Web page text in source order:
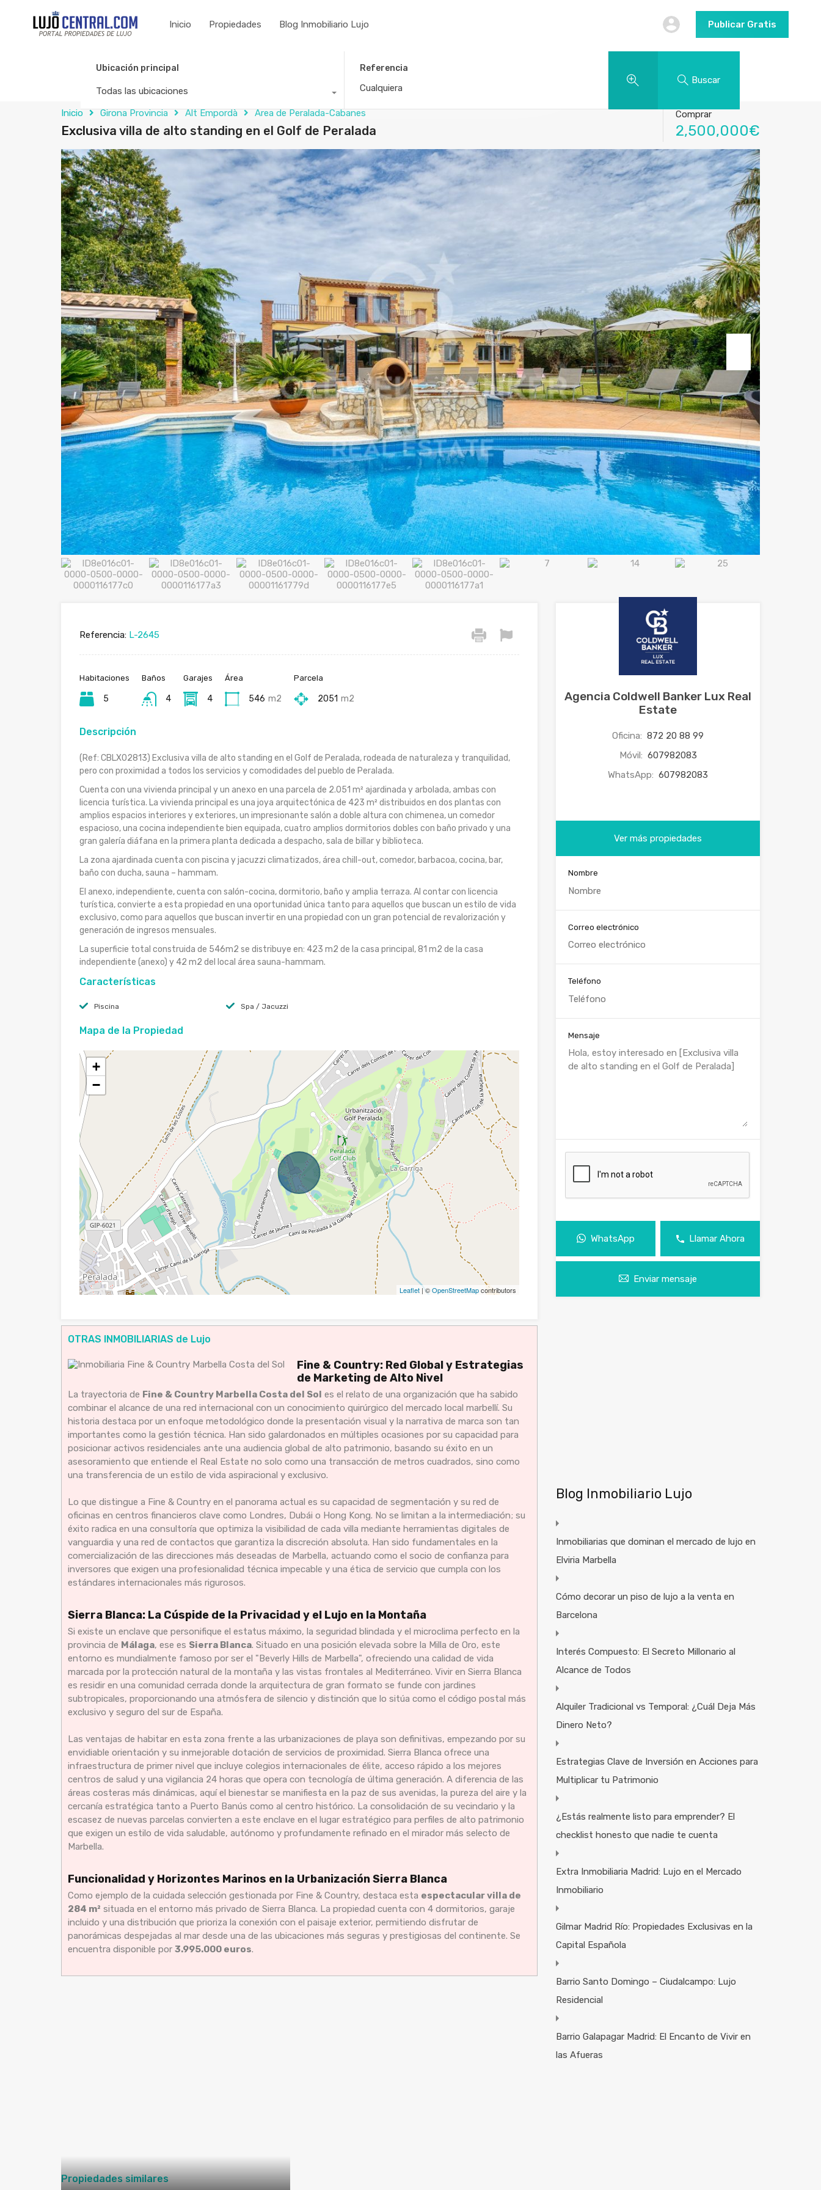
Inicio Propiedades Blog Inmobiliario Lujo Publicar Gratis
Ubicación principal
Todas las ubicaciones
Referencia
Buscar
Inicio Girona Provincia Alt Empordà Área de Peralada-Cabanes
Exclusiva villa de alto standing en el Golf de Peralada
Comprar
2,500,000€
Referencia: L-2645
Habitaciones
5
Baños
4
Garajes
4
Área
546 m2
Parcela
2051 m2
Descripción
(Ref: CBLX02813) Exclusiva villa de alto standing en el Golf de Peralada, rodeada de naturaleza y tranquilidad,
pero con proximidad a todos los servicios y comodidades del pueblo de Peralada.
Cuenta con una vivienda principal y un anexo en una parcela de 2.051 m² ajardinada y arbolada, ambas con
licencia turística. La vivienda principal es una joya arquitectónica de 423 m² distribuidos en dos plantas con
amplios espacios interiores y exteriores, un impresionante salón a doble altura con chimenea, un comedor
espacioso, una cocina independiente bien equipada, cuatro amplios dormitorios dobles con baño privado y una
gran galería diáfana en la primera planta dedicada a despacho, sala de billar y biblioteca.
La zona ajardinada cuenta con piscina y jacuzzi climatizados, área chill-out, comedor, barbacoa, cocina, bar,
baño con ducha, sauna – hammam.
El anexo, independiente, cuenta con salón-cocina, dormitorio, baño y amplia terraza. Al contar con licencia
turística, convierte a esta propiedad en una oportunidad única tanto para aquellos que buscan un estilo de vida
exclusivo, como para aquellos que buscan invertir en una propiedad con un gran potencial de revalorización y
generación de ingresos mensuales.
La superficie total construida de 546m2 se distribuye en: 423 m2 de la casa principal, 81 m2 de la casa
independiente (anexo) y 42 m2 del local área sauna-hammam.
Características
Piscina Spa / Jacuzzi
Mapa de la Propiedad
+
−
Leaflet | ©OpenStreetMapcontributors
OTRAS INMOBILIARIAS de Lujo
Fine & Country: Red Global y Estrategias
de Marketing de Alto Nivel
La trayectoria de Fine & Country Marbella Costa del Sol es el relato de una organización que ha sabido
combinar el alcance de una red internacional con un conocimiento quirúrgico del mercado local marbellí. Su
historia destaca por un enfoque metodológico donde la presentación visual y la narrativa de marca son tan
importantes como la gestión técnica. Han sido galardonados en múltiples ocasiones por su capacidad para
posicionar activos residenciales ante una audiencia global de alto patrimonio, basando su éxito en un
asesoramiento que entiende el Real Estate no solo como una transacción de metros cuadrados, sino como
una transferencia de un estilo de vida aspiracional y exclusivo.
Lo que distingue a Fine & Country en el panorama actual es su capacidad de segmentación y su red de
oficinas en centros financieros clave como Londres, Dubái o Hong Kong. No se limitan a la intermediación; su
éxito radica en una consultoría que optimiza la visibilidad de cada villa mediante herramientas digitales de
vanguardia y una red de contactos que garantiza la discreción absoluta. Han sido fundamentales en la
comercialización de las direcciones más deseadas de Marbella, actuando como el socio de confianza para
inversores que exigen una profesionalidad técnica impecable y una ética de servicio que cumpla con los
estándares internacionales más rigurosos.
Sierra Blanca: La Cúspide de la Privacidad y el Lujo en la Montaña
Si existe un enclave que personifique el estatus máximo, la seguridad blindada y el microclima perfecto en la
provincia de Málaga, ese es Sierra Blanca. Situado en una posición elevada sobre la Milla de Oro, este
entorno es mundialmente famoso por ser el "Beverly Hills de Marbella", ofreciendo una calidad de vida
marcada por la protección natural de la montaña y las vistas frontales al Mediterráneo. Vivir en Sierra Blanca
es residir en una comunidad cerrada donde la arquitectura de gran formato se funde con jardines
subtropicales, proporcionando una atmósfera de silencio y distinción que lo sitúa como el código postal más
exclusivo y seguro del sur de España.
Las ventajas de habitar en esta zona frente a las urbanizaciones de playa son definitivas, empezando por su
envidiable orientación y su inmejorable dotación de servicios de proximidad. Sierra Blanca ofrece una
infraestructura de primer nivel que incluye colegios internacionales de élite, acceso rápido a los mejores
centros de salud y una vigilancia 24 horas que opera con tecnología de última generación. A diferencia de las
áreas costeras más dinámicas, aquí el bienestar se manifiesta en la paz de sus avenidas, la pureza del aire y la
cercanía estratégica tanto a Puerto Banús como al centro histórico. La consolidación de su vecindario y la
escasez de nuevas parcelas convierten a este enclave en el lugar estratégico para perfiles de alto patrimonio
que exigen un estilo de vida saludable, autónomo y profundamente refinado en el mirador más selecto de
Marbella.
Funcionalidad y Horizontes Marinos en la Urbanización Sierra Blanca
Como ejemplo de la cuidada selección gestionada por Fine & Country, destaca esta espectacular villa de
284 m² situada en el entorno más privado de Sierra Blanca. La propiedad cuenta con 4 dormitorios, garaje
incluido y una distribución que prioriza la conexión con el paisaje exterior, permitiendo disfrutar de
panorámicas despejadas al mar desde una de las ubicaciones más seguras y prestigiosas del continente. Se
encuentra disponible por 3.995.000 euros.
Propiedades similares
Agencia Coldwell Banker Lux Real
Estate
Oficina: 872 20 88 99
Móvil: 607982083
WhatsApp: 607982083
Ver más propiedades
Nombre
Correo electrónico
Teléfono
Mensaje
WhatsApp Llamar Ahora
Enviar mensaje
Blog Inmobiliario Lujo
Inmobiliarias que dominan el mercado de lujo en
Elviria Marbella
Cómo decorar un piso de lujo a la venta en
Barcelona
Interés Compuesto: El Secreto Millonario al
Alcance de Todos
Alquiler Tradicional vs Temporal: ¿Cuál Deja Más
Dinero Neto?
Estrategias Clave de Inversión en Acciones para
Multiplicar tu Patrimonio
¿Estás realmente listo para emprender? El
checklist honesto que nadie te cuenta
Extra Inmobiliaria Madrid: Lujo en el Mercado
Inmobiliario
Gilmar Madrid Río: Propiedades Exclusivas en la
Capital Española
Barrio Santo Domingo – Ciudalcampo: Lujo
Residencial
Barrio Galapagar Madrid: El Encanto de Vivir en
las Afueras